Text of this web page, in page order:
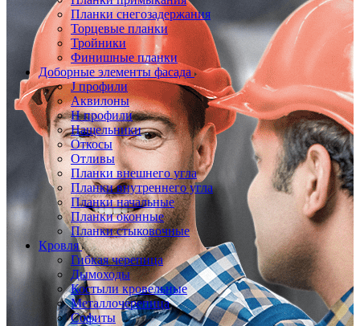
Планки снегозадержания
Торцевые планки
Тройники
Финишные планки
Доборные элементы фасада
J профили
Аквилоны
Н профили
Нащельники
Откосы
Отливы
Планки внешнего угла
Планки внутреннего угла
Планки начальные
Планки оконные
Планки стыковочные
Кровля
Гибкая черепица
Дымоходы
Костыли кровельные
Металлочерепица
Софиты